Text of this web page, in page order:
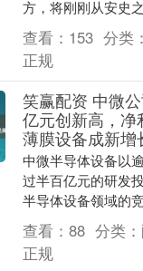
方，将刚刚从安史
朝，再度拖入深重
变，作为奉天之难
查看： 153 分类：
正规
笑赢配资 中微
亿元创新高，净
薄膜设备成新增
中微半导体设备以
过半百亿元的研发
半导体设备领域的
备稳居核心地位，
备增速超224%....
查看： 88 分类：
正规